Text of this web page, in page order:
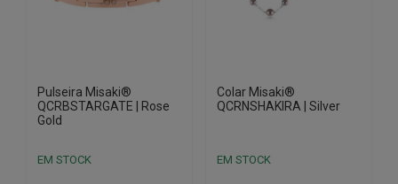
Pulseira Misaki®
QCRBSTARGATE | Rose
Gold
EM STOCK
Colar Misaki®
QCRNSHAKIRA | Silver
EM STOCK